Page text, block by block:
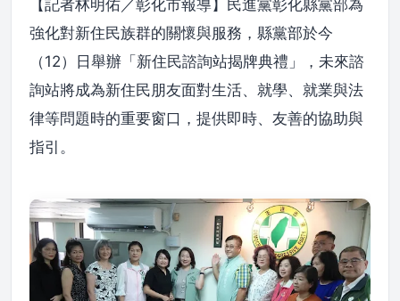
【記者林明佑／彰化市報導】民進黨彰化縣黨部為
強化對新住民族群的關懷與服務，縣黨部於今
（12）日舉辦「新住民諮詢站揭牌典禮」，未來諮
詢站將成為新住民朋友面對生活、就學、就業與法
律等問題時的重要窗口，提供即時、友善的協助與
指引。